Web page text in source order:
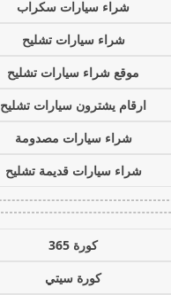
شراء سيارات سكراب
شراء سيارات تشليح
موقع شراء سيارات تشليح
ارقام يشترون سيارات تشليح
شراء سيارات مصدومة
شراء سيارات قديمة تشليح
كورة 365
كورة سيتي